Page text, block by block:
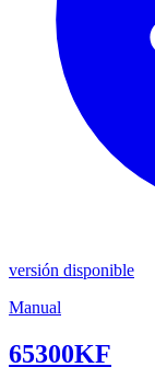
versión disponible
Manual
65300KF